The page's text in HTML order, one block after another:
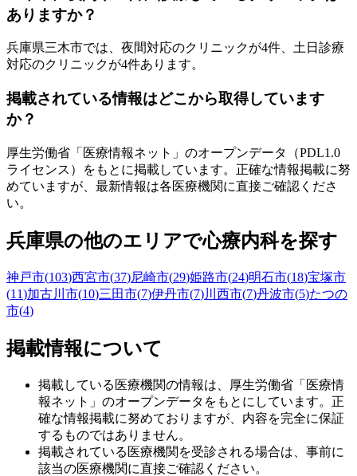
ありますか？
兵庫県三木市では、夜間対応のクリニックが4件、土日診療
対応のクリニックが4件あります。
掲載されている情報はどこから取得しています
か？
厚生労働省「医療情報ネット」のオープンデータ（PDL1.0
ライセンス）をもとに掲載しています。正確な情報掲載に努
めていますが、最新情報は各医療機関に直接ご確認くださ
い。
兵庫県の他のエリアで心療内科を探す
神戸市(103)西宮市(37)尼崎市(29)姫路市(24)明石市(18)宝塚市
(11)加古川市(10)三田市(7)伊丹市(7)川西市(7)丹波市(5)たつの
市(4)
掲載情報について
掲載している医療機関の情報は、厚生労働省「医療情
報ネット」のオープンデータをもとにしています。正
確な情報掲載に努めておりますが、内容を完全に保証
するものではありません。
掲載されている医療機関を受診される場合は、事前に
該当の医療機関に直接ご確認ください。